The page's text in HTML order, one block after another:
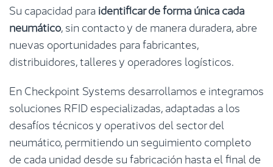
Su capacidad paraidentificar de forma única cada
neumático, sin contacto y de manera duradera, abre
nuevas oportunidades para fabricantes,
distribuidores, talleres y operadores logísticos.
En Checkpoint Systems desarrollamos e integramos
soluciones RFID especializadas, adaptadas a los
desafíos técnicos y operativos del sector del
neumático, permitiendo un seguimiento completo
de cada unidad desde su fabricación hasta el final de